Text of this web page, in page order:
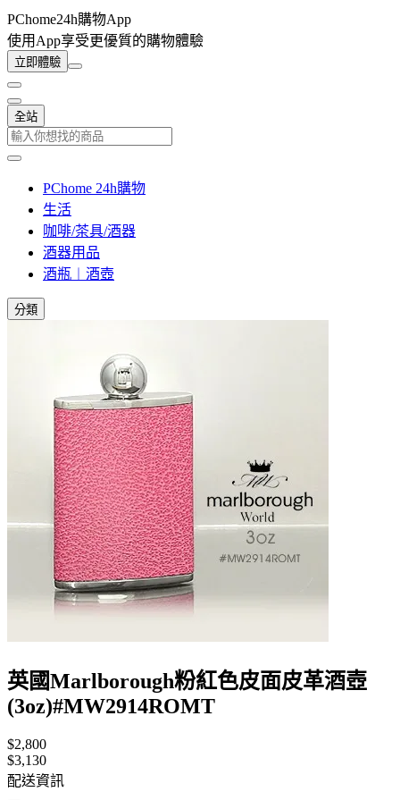
PChome24h購物App
使用App享受更優質的購物體驗
立即體驗
全站
PChome 24h購物
生活
咖啡/茶具/酒器
酒器用品
酒瓶︱酒壺
分類
英國Marlborough粉紅色皮面皮革酒壺
(3oz)#MW2914ROMT
$2,800
$3,130
配送資訊